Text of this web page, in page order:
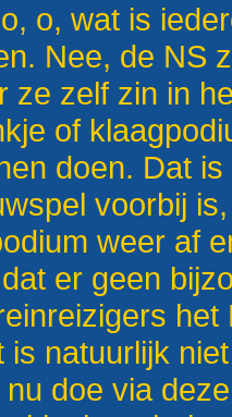
o, wat is
Nee, de NS
ze zelf zin in
of
doen. Dat
voorbij
weer af
er geen
is natuurlijk
doe via